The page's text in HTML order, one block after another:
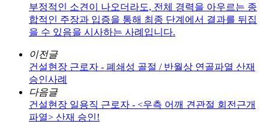
부정적인 소견이 나오더라도, 전체 경력을 아우르는 종
합적인 주장과 입증을 통해 최종 단계에서 결과를 뒤집
을 수 있음을 시사하는 사례입니다.
이전글
건설현장 근로자 - 폐쇄성 골절 / 반월상 연골파열 산재
승인사례
다음글
건설현장 일용직 근로자 - <우측 어깨 견관절 회전근개
파열> 산재 승인!